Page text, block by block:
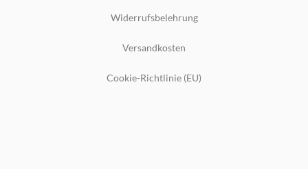
Widerrufsbelehrung
Versandkosten
Cookie-Richtlinie (EU)